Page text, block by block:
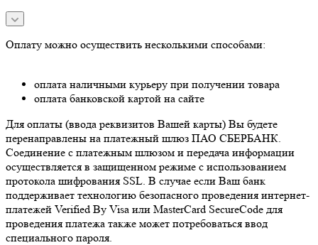
Оплату можно осуществить несколькими способами:
оплата наличными курьеру при получении товара
оплата банковской картой на сайте
Для оплаты (ввода реквизитов Вашей карты) Вы будете
перенаправлены на платежный шлюз ПАО СБЕРБАНК.
Соединение с платежным шлюзом и передача информации
осуществляется в защищенном режиме с использованием
протокола шифрования SSL. В случае если Ваш банк
поддерживает технологию безопасного проведения интернет-
платежей Verified By Visa или MasterCard SecureCode для
проведения платежа также может потребоваться ввод
специального пароля.